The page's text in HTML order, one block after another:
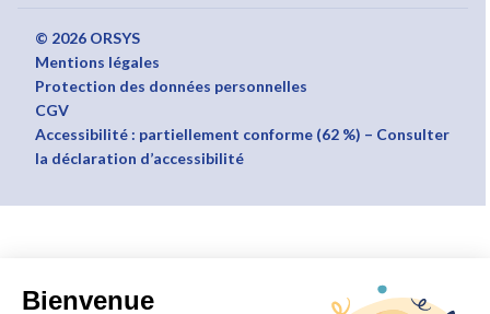
Bienvenue
© 2026 ORSYS
Mentions légales
Protection des données personnelles
CGV
Accessibilité : partiellement conforme (62 %) – Consulter
la déclaration d’accessibilité